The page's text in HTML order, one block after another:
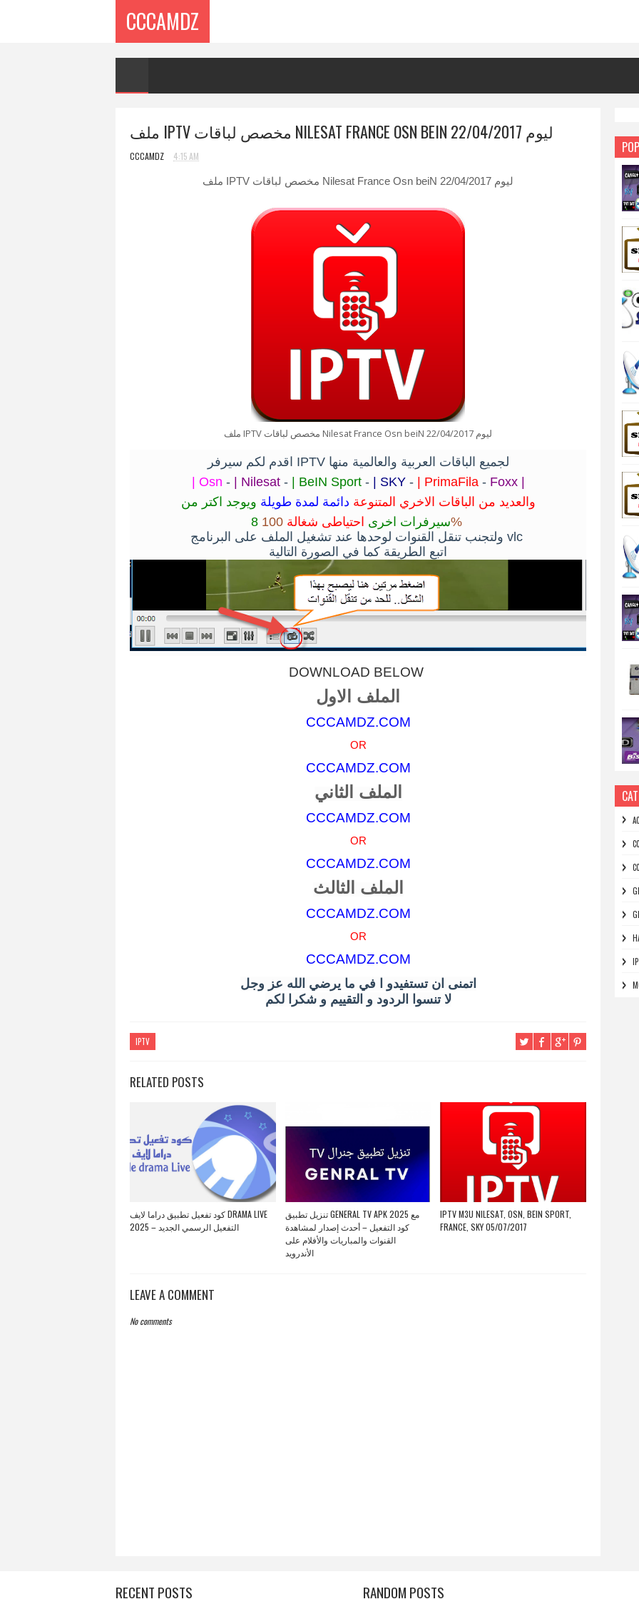
CCCAMDZ
ملف IPTV مخصص لباقات NILESAT FRANCE OSN BEIN ليوم 22/04/2017
CCCAMDZ 4:15 AM
ملف IPTV مخصص لباقات Nilesat France Osn beiN ليوم 22/04/2017
ملف IPTV مخصص لباقات Nilesat France Osn beiN ليوم 22/04/2017
اقدم لكم سيرفر IPTV لجميع الباقات العربية والعالمية منها
| Osn - | Nilesat -| BeIN Sport - | SKY - | PrimaFila-Foxx |
والعديد من الباقات الاخري المتنوعة دائمة لمدة طويلة ويوجد اكتر من
8 سيرفرات اخرى احتياطى شغالة
100%
ولتجنب تنقل القنوات لوحدها عند تشغيل الملف على البرنامج vlc
اتبع الطريقة كما في الصورة التالية
DOWNLOAD BELOW
الملف الاول
CCCAMDZ.COM
OR
CCCAMDZ.COM
الملف الثاني
CCCAMDZ.COM
OR
CCCAMDZ.COM
الملف الثالث
CCCAMDZ.COM
OR
CCCAMDZ.COM
اتمنى ان تستفيدو ا في ما يرضي الله عز وجل
لا تنسوا الردود و التقييم و شكرا لكم
IPTV
RELATED POSTS
كود تفعيل تطبيق دراما لايف DRAMA LIVE
2025 – التفعيل الرسمي الجديد
تنزيل تطبيق GENERAL TV APK 2025 مع
كود التفعيل – أحدث إصدار لمشاهدة
القنوات والمباريات والأفلام على
الأندرويد
IPTV M3U NILESAT, OSN, BEIN SPORT,
FRANCE, SKY 05/07/2017
LEAVE A COMMENT
No comments
RECENT POSTS RANDOM POSTS